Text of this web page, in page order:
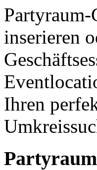
inserieren
Ihren